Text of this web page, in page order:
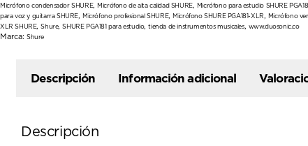
Micrófono condensador SHURE,Micrófono de alta calidad SHURE, Micrófono para estudio SHURE PGA181
para voz y guitarra SHURE, Micrófono profesional SHURE,Micrófono SHURE PGA181-XLR, Micrófono
XLR SHURE,Shure,SHURE PGA181 para estudio,tienda de instrumentos musicales, www.duosonic.co
Marca: Shure
Descripción Información adicional
Descripción